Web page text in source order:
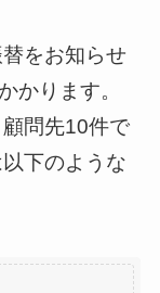
をお知らせ
かります。
問先10件で
下のような